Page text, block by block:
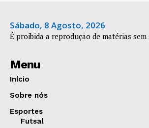
Sábado, 8 Agosto, 2026
É proibida a reprodução de matérias
Menu
Início
Sobre nós
Esportes
Futsal